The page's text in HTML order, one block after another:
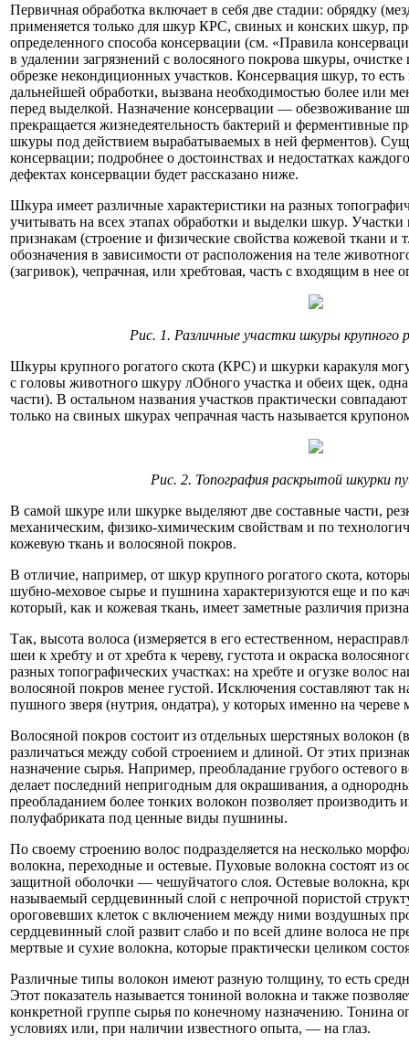
Первичная обработка включает в себя две стадии: обрядку
применяется только для шкур КРС, свиных и конских шкур,
определенного способа консервации (см. «Правила
в удалении загрязнений с волосяного покрова шкуры,
обрезке некондиционных участков. Консервация шкур, то
дальнейшей обработки, вызвана необходимостью более или
перед выделкой. Назначение консервации — обезвоживание
прекращается жизнедеятельность бактерий и ферментивные
шкуры под действием вырабатываемых в ней ферментов).
консервации; подробнее о достоинствах и недостатках
дефектах консервации будет рассказано ниже.
Шкура имеет различные характеристики на разных
учитывать на всех этапах обработки и выделки шкур.
признакам (строение и физические свойства кожевой ткани и
обозначения в зависимости от расположения на теле
(загривок), чепрачная, или хребтовая, часть с входящим в нее
Рис. 1. Различные участки шкуры крупного
Шкуры крупного рогатого скота (КРС) и шкурки каракуля
с головы животного шкуру лОбного участка и обеих щек,
части). В остальном названия участков практически
только на свиных шкурах чепрачная часть называется
Рис. 2. Топография раскрытой шкурки
В самой шкуре или шкурке выделяют две составные части,
механическим, физико-химическим свойствам и по
кожевую ткань и волосяной покров.
В отличие, например, от шкур крупного рогатого скота,
шубно-меховое сырье и пушнина характеризуются еще и по
который, как и кожевая ткань, имеет заметные различия
Так, высота волоса (измеряется в его естественном,
шеи к хребту и от хребта к череву, густота и окраска
разных топографических участках: на хребте и огузке волос
волосяной покров менее густой. Исключения составляют так
пушного зверя (нутрия, ондатра), у которых именно на череве
Волосяной покров состоит из отдельных шерстяных волокон
различаться между собой строением и длиной. От этих
назначение сырья. Например, преобладание грубого остевого
делает последний непригодным для окрашивания, а
преобладанием более тонких волокон позволяет производить
полуфабриката под ценные виды пушнины.
По своему строению волос подразделяется на несколько
волокна, переходные и остевые. Пуховые волокна состоят из
защитной оболочки — чешуйчатого слоя. Остевые волокна,
называемый сердцевинный слой с непрочной пористой
ороговевших клеток с включением между ними воздушных
сердцевинный слой развит слабо и по всей длине волоса не
мертвые и сухие волокна, которые практически целиком
Различные типы волокон имеют разную толщину, то есть
Этот показатель называется тониной волокна и также
конкретной группе сырья по конечному назначению. Тонина
условиях или, при наличии известного опыта, — на глаз.